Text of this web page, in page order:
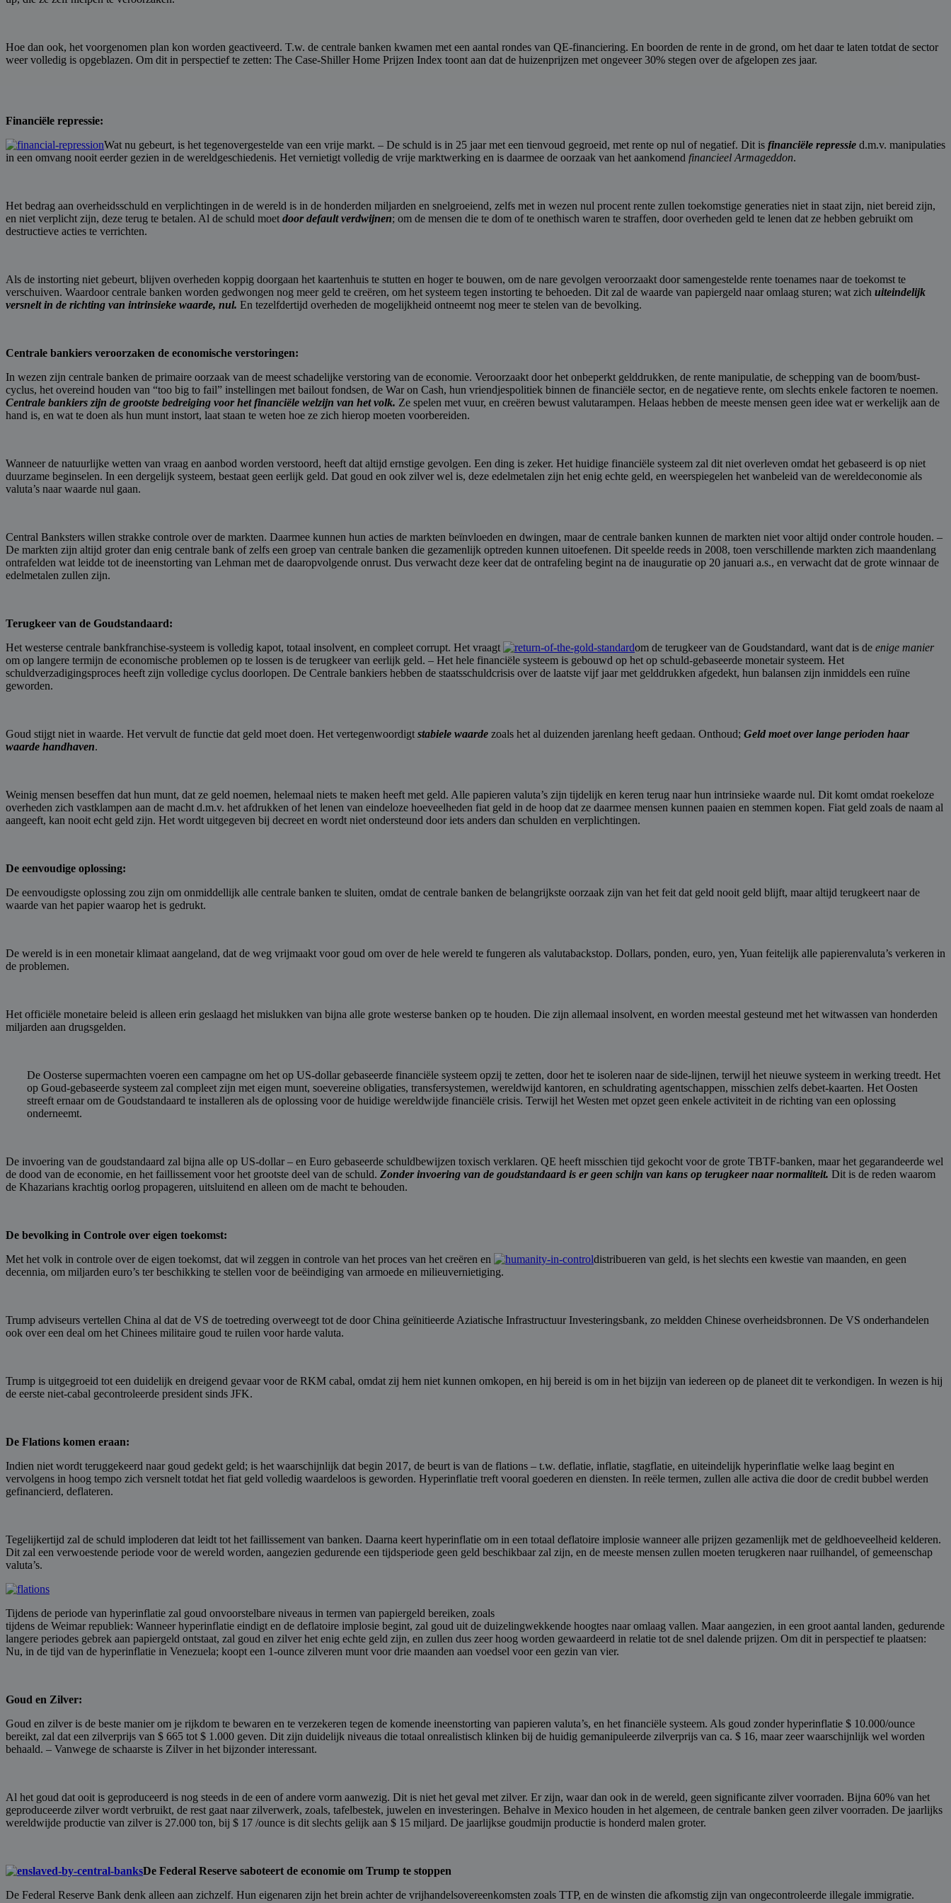
Hoe dan ook, het voorgenomen plan kon worden geactiveerd. T.w. de centrale banken kwamen met een aantal rondes van QE-financiering. En boorden de rente in de grond, om het daar te laten totdat de sector
weer volledig is opgeblazen. Om dit in perspectief te zetten: The Case-Shiller Home Prijzen Index toont aan dat de huizenprijzen met ongeveer 30% stegen over de afgelopen zes jaar.
Financiële repressie:
Wat nu gebeurt, is het tegenovergestelde van een vrije markt. – De schuld is in 25 jaar met een tienvoud gegroeid, met rente op nul of negatief. Dit is financiële repressie d.m.v. manipulaties
in een omvang nooit eerder gezien in de wereldgeschiedenis. Het vernietigt volledig de vrije marktwerking en is daarmee de oorzaak van het aankomend financieel Armageddon.
Het bedrag aan overheidsschuld en verplichtingen in de wereld is in de honderden miljarden en snelgroeiend, zelfs met in wezen nul procent rente zullen toekomstige generaties niet in staat zijn, niet bereid zijn,
en niet verplicht zijn, deze terug te betalen. Al de schuld moet door default verdwijnen; om de mensen die te dom of te onethisch waren te straffen, door overheden geld te lenen dat ze hebben gebruikt om
destructieve acties te verrichten.
Als de instorting niet gebeurt, blijven overheden koppig doorgaan het kaartenhuis te stutten en hoger te bouwen, om de nare gevolgen veroorzaakt door samengestelde rente toenames naar de toekomst te
verschuiven. Waardoor centrale banken worden gedwongen nog meer geld te creëren, om het systeem tegen instorting te behoeden. Dit zal de waarde van papiergeld naar omlaag sturen; wat zich uiteindelijk
versnelt in de richting van intrinsieke waarde, nul. En tezelfdertijd overheden de mogelijkheid ontneemt nog meer te stelen van de bevolking.
Centrale bankiers veroorzaken de economische verstoringen:
In wezen zijn centrale banken de primaire oorzaak van de meest schadelijke verstoring van de economie. Veroorzaakt door het onbeperkt gelddrukken, de rente manipulatie, de schepping van de boom/bust-
cyclus, het overeind houden van “too big to fail” instellingen met bailout fondsen, de War on Cash, hun vriendjespolitiek binnen de financiële sector, en de negatieve rente, om slechts enkele factoren te noemen.
Centrale bankiers zijn de grootste bedreiging voor het financiële welzijn van het volk. Ze spelen met vuur, en creëren bewust valutarampen. Helaas hebben de meeste mensen geen idee wat er werkelijk aan de
hand is, en wat te doen als hun munt instort, laat staan te weten ​​hoe ze zich hierop moeten voorbereiden.
Wanneer de natuurlijke wetten van vraag en aanbod worden verstoord, heeft dat altijd ernstige gevolgen. Een ding is zeker. Het huidige financiële systeem zal dit niet overleven omdat het gebaseerd is op niet
duurzame beginselen. In een dergelijk systeem, bestaat geen eerlijk geld. Dat goud en ook zilver wel is, deze edelmetalen zijn het enig echte geld, en weerspiegelen het wanbeleid van de wereldeconomie als
valuta’s naar waarde nul gaan.
Central Banksters willen strakke controle over de markten. Daarmee kunnen hun acties de markten beïnvloeden en dwingen, maar de centrale banken kunnen de markten niet voor altijd onder controle houden. –
De markten zijn altijd groter dan enig centrale bank of zelfs een groep van centrale banken die gezamenlijk optreden kunnen uitoefenen. Dit speelde reeds in 2008, toen verschillende markten zich maandenlang
ontrafelden wat leidde tot de ineenstorting van Lehman met de daaropvolgende onrust. Dus verwacht deze keer dat de ontrafeling begint na de inauguratie op 20 januari a.s., en verwacht dat de grote winnaar de
edelmetalen zullen zijn.
Terugkeer van de Goudstandaard:
Het westerse centrale bankfranchise-systeem is volledig kapot, totaal insolvent, en compleet corrupt. Het vraagt
om de terugkeer van de Goudstandard, want dat is de enige manier
om op langere termijn de economische problemen op te lossen is de terugkeer van eerlijk geld. – Het hele financiële systeem is gebouwd op het op schuld-gebaseerde monetair systeem. Het
schuldverzadigingsproces heeft zijn volledige cyclus doorlopen. De Centrale bankiers hebben de staatsschuldcrisis over de laatste vijf jaar met gelddrukken afgedekt, hun balansen zijn inmiddels een ruïne
geworden.
Goud stijgt niet in waarde. Het vervult de functie dat geld moet doen. Het vertegenwoordigt stabiele waarde zoals het al duizenden jarenlang heeft gedaan. Onthoud; Geld moet over lange perioden haar
waarde handhaven.
Weinig mensen beseffen dat hun munt, dat ze geld noemen, helemaal niets te maken heeft met geld. Alle papieren valuta’s zijn tijdelijk en keren terug naar hun intrinsieke waarde nul. Dit komt omdat roekeloze
overheden zich vastklampen aan de macht d.m.v. het afdrukken of het lenen van eindeloze hoeveelheden fiat geld in de hoop dat ze daarmee mensen kunnen paaien en stemmen kopen. Fiat geld zoals de naam al
aangeeft, kan nooit echt geld zijn. Het wordt uitgegeven bij decreet en wordt niet ondersteund door iets anders dan schulden en verplichtingen.
De eenvoudige oplossing:
De eenvoudigste oplossing zou zijn om onmiddellijk alle centrale banken te sluiten, omdat de centrale banken de belangrijkste oorzaak zijn van het feit dat geld nooit geld blijft, maar altijd terugkeert naar de
waarde van het papier waarop het is gedrukt.
De wereld is in een monetair klimaat aangeland, dat de weg vrijmaakt voor goud om over de hele wereld te fungeren als valutabackstop. Dollars, ponden, euro, yen, Yuan feitelijk alle papierenvaluta’s verkeren in
de problemen.
Het officiële monetaire beleid is alleen erin geslaagd het mislukken van bijna alle grote westerse banken op te houden. Die zijn allemaal insolvent, en worden meestal gesteund met het witwassen van honderden
miljarden aan drugsgelden.
De Oosterse supermachten voeren een campagne om het op US-dollar gebaseerde financiële systeem opzij te zetten, door het te isoleren naar de side-lijnen, terwijl het nieuwe systeem in werking treedt. Het
op Goud-gebaseerde systeem zal compleet zijn met eigen munt, soevereine obligaties, transfersystemen, wereldwijd kantoren, en schuldrating agentschappen, misschien zelfs debet-kaarten. Het Oosten
streeft ernaar om de Goudstandaard te installeren als de oplossing voor de huidige wereldwijde financiële crisis. Terwijl het Westen met opzet geen enkele activiteit in de richting van een oplossing
onderneemt.
De invoering van de goudstandaard zal bijna alle op US-dollar – en Euro gebaseerde schuldbewijzen toxisch verklaren. QE heeft misschien tijd gekocht voor de grote TBTF-banken, maar het gegarandeerde wel
de dood van de economie, en het faillissement voor het grootste deel van de schuld. Zonder invoering van de goudstandaard is er geen schijn van kans op terugkeer naar normaliteit. Dit is de reden waarom
de Khazarians krachtig oorlog propageren, uitsluitend en alleen om de macht te behouden.
De bevolking in Controle over eigen toekomst:
Met het volk in controle over de eigen toekomst, dat wil zeggen in controle van het proces van het creëren en
distribueren van geld, is het slechts een kwestie van maanden, en geen
decennia, om miljarden euro’s ter beschikking te stellen voor de beëindiging van armoede en milieuvernietiging.
Trump adviseurs vertellen China al dat de VS de toetreding overweegt tot de door China geïnitieerde Aziatische Infrastructuur Investeringsbank, zo meldden Chinese overheidsbronnen. De VS onderhandelen
ook over een deal om het Chinees militaire goud te ruilen voor harde valuta.
Trump is uitgegroeid tot een duidelijk en dreigend gevaar voor de RKM cabal, omdat zij hem niet kunnen omkopen, en hij bereid is om in het bijzijn van iedereen op de planeet dit te verkondigen. In wezen is hij
de eerste niet-cabal gecontroleerde president sinds JFK.
De Flations komen eraan:
Indien niet wordt teruggekeerd naar goud gedekt geld; is het waarschijnlijk dat begin 2017, de beurt is van de flations – t.w. deflatie, inflatie, stagflatie, en uiteindelijk hyperinflatie welke laag begint en
vervolgens in hoog tempo zich versnelt totdat het fiat geld volledig waardeloos is geworden. Hyperinflatie treft vooral goederen en diensten. In reële termen, zullen alle activa die door de credit bubbel werden
gefinancierd, deflateren.
Tegelijkertijd zal de schuld imploderen dat leidt tot het faillissement van banken. Daarna keert hyperinflatie om in een totaal deflatoire implosie wanneer alle prijzen gezamenlijk met de geldhoeveelheid kelderen.
Dit zal een verwoestende periode voor de wereld worden, aangezien gedurende een tijdsperiode geen geld beschikbaar zal zijn, en de meeste mensen zullen moeten terugkeren naar ruilhandel, of gemeenschap
valuta’s.
Tijdens de periode van hyperinflatie zal goud onvoorstelbare niveaus in termen van papiergeld bereiken, zoals
tijdens de Weimar republiek: Wanneer hyperinflatie eindigt en de deflatoire implosie begint, zal goud uit de duizelingwekkende hoogtes naar omlaag vallen. Maar aangezien, in een groot aantal landen, gedurende
langere periodes gebrek aan papiergeld ontstaat, zal goud en zilver het enig echte geld zijn, en zullen dus zeer hoog worden gewaardeerd in relatie tot de snel dalende prijzen. Om dit in perspectief te plaatsen:
Nu, in de tijd van de hyperinflatie in Venezuela; koopt een 1-ounce zilveren munt voor drie maanden aan voedsel voor een gezin van vier.
Goud en Zilver:
Goud en zilver is de beste manier om je rijkdom te bewaren en te verzekeren tegen de komende ineenstorting van papieren valuta’s, en het financiële systeem. Als goud zonder hyperinflatie $ 10.000/ounce
bereikt, zal dat een zilverprijs van $ 665 tot $ 1.000 geven. Dit zijn duidelijk niveaus die totaal onrealistisch klinken bij de huidig gemanipuleerde zilverprijs van ca. $ 16, maar zeer waarschijnlijk wel worden
behaald. – Vanwege de schaarste is Zilver in het bijzonder interessant.
Al het goud dat ooit is geproduceerd is nog steeds in de een of andere vorm aanwezig. Dit is niet het geval met zilver. Er zijn, waar dan ook in de wereld, geen significante zilver voorraden. Bijna 60% van het
geproduceerde zilver wordt verbruikt, de rest gaat naar zilverwerk, zoals, tafelbestek, juwelen en investeringen. Behalve in Mexico houden in het algemeen, de centrale banken geen zilver voorraden. De jaarlijks
wereldwijde productie van zilver is 27.000 ton, bij $ 17 /ounce is dit slechts gelijk aan $ 15 miljard. De jaarlijkse goudmijn productie is honderd malen groter.
De Federal Reserve saboteert de economie om Trump te stoppen
De Federal Reserve Bank denk alleen aan zichzelf. Hun eigenaren zijn het brein achter de vrijhandelsovereenkomsten zoals TTP, en de winsten die afkomstig zijn van ongecontroleerde illegale immigratie.